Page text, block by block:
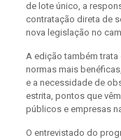
de lote único, a
contratação direta de
nova legislação no
A edição também
normas mais
e a necessidade de
estrita, pontos que
públicos e empresas
O entrevistado do